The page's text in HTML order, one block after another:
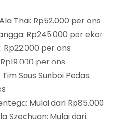
Thai: Rp52.000 per ons
Rp245.000 per ekor
Rp22.000 per ons
per ons
Saus Sunboi Pedas:
Mulai dari Rp85.000
Szechuan: Mulai dari